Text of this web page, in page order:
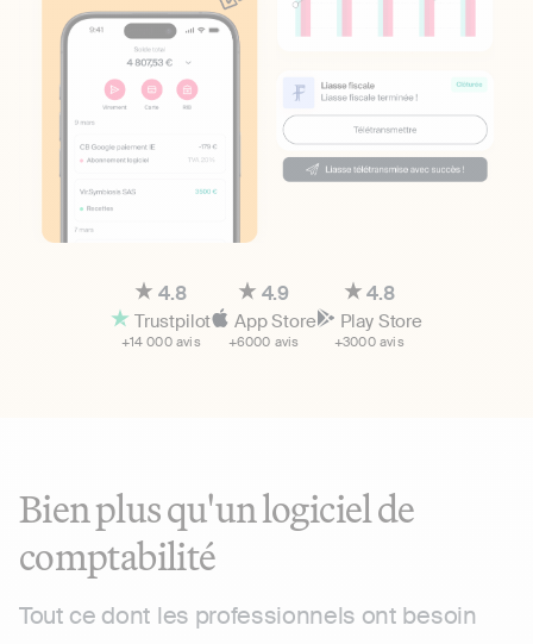
4.8
Trustpilot
+14 000 avis
4.9
App Store
+6000 avis
4.8
Play Store
+3000 avis
Bien plus qu'un logiciel de
comptabilité
Tout ce dont les professionnels ont besoin